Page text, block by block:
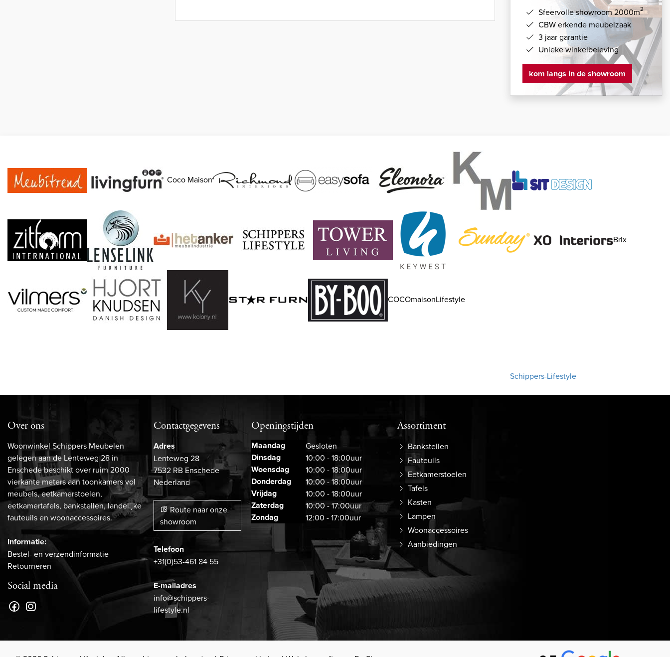
Sfeervolle showroom 2000m2
CBW erkende meubelzaak
3 jaar garantie
Unieke winkelbeleving
kom langs in de showroom
Coco Maison
Brix
COCOmaisonLifestyle
Over ons
Woonwinkel Schippers Meubelen
gelegen aan de Lenteweg 28 in
Enschede beschikt over ruim 2000
vierkante meters aan toonkamers vol
meubels, eetkamerstoelen,
eetkamertafels, bankstellen, landelijke
fauteuils en woonaccessoires.
Informatie:
Bestel- en verzendinformatie
Retourneren
Social media
Contactgegevens
Adres
Lenteweg 28
7532 RB Enschede
Nederland
Route naar onze
showroom
Telefoon
+31(0)53-461 84 55
E-mailadres
info@schippers-
lifestyle.nl
Openingstijden
Maandag Gesloten
Dinsdag 10:00 - 18:00uur
Woensdag 10:00 - 18:00uur
Donderdag 10:00 - 18:00uur
Vrijdag 10:00 - 18:00uur
Zaterdag 10:00 - 17:00uur
Zondag 12:00 - 17:00uur
Assortiment
Bankstellen
Fauteuils
Eetkamerstoelen
Tafels
Kasten
Lampen
Woonaccessoires
Aanbiedingen
Schippers-Lifestyle